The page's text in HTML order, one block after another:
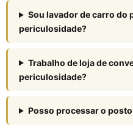
Sou lavador de carro do
periculosidade?
Trabalho de loja de
periculosidade?
Posso processar o